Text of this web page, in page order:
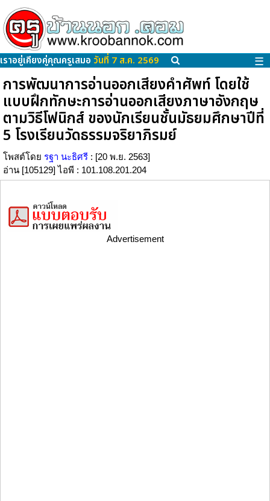
เราอยู่เคียงคู่คุณครูเสมอ วันที่ 7 ส.ค. 2569 ☰
การพัฒนาการอ่านออกเสียงคำศัพท์ โดยใช้
แบบฝึกทักษะการอ่านออกเสียงภาษาอังกฤษ
ตามวิธีโฟนิกส์ ของนักเรียนชั้นมัธยมศึกษาปีที่
5 โรงเรียนวัดธรรมจริยาภิรมย์
โพสต์โดย รฐา นะธิศรี : [20 พ.ย. 2563]
อ่าน [105129] ไอพี : 101.108.201.204
Advertisement